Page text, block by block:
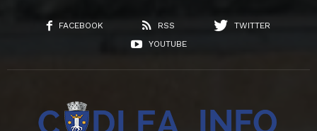
FACEBOOK RSS
TWITTER
YOUTUBE